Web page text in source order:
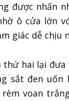
được nhấn
ô cửa lớn
giác dễ chịu
hai lại
sắt đen uốn
voan